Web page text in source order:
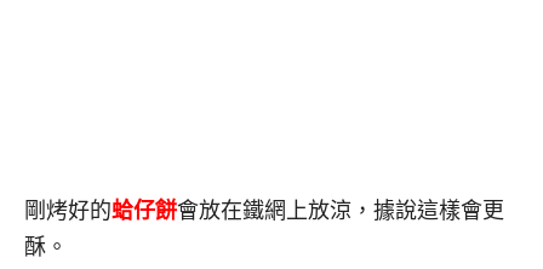
剛烤好的蛤仔餅會放在鐵網上放涼，據說這樣會更
酥。